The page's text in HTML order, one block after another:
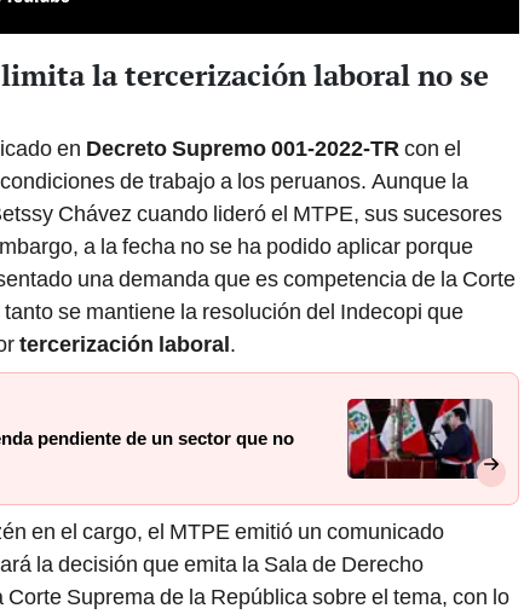
la tercerización laboral no se
en Decreto Supremo 001-2022-TR con el
de trabajo a los peruanos. Aunque la
Chávez cuando lideró el MTPE, sus sucesores
a la fecha no se ha podido aplicar porque
una demanda que es competencia de la Corte
se mantiene la resolución del Indecopi que
­tercerización laboral.
pendiente de un sector que no
en el cargo, el MTPE emitió un comunicado
la decisión que emita la Sala de Derecho
Suprema de la República sobre el tema, con lo